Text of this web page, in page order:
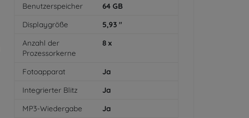
Benutzerspeicher
64 GB
Displaygröße
5,93 "
Anzahl der
Prozessorkerne
8 x
Fotoapparat
Ja
Integrierter Blitz
Ja
MP3-Wiedergabe
Ja